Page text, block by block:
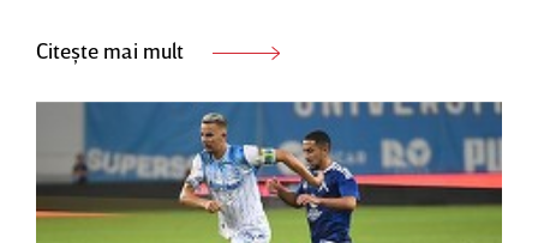
Citește mai mult